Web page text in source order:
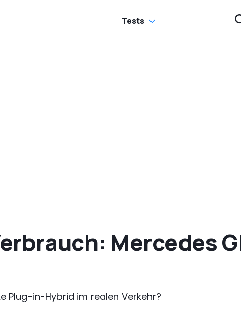
Tests
Mercedes
Plug-in-Hybrid im realen Verkehr?